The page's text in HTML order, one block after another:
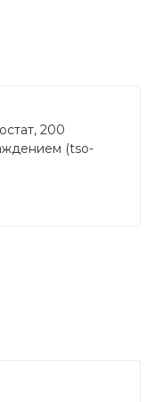
200
(tso-